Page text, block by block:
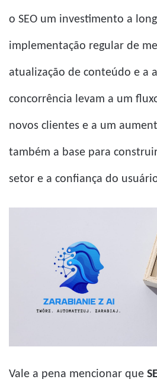
o SEO um investimento a
implementação regular de
atualização de conteúdo e a
concorrência levam a um
novos clientes e a um
também a base para
setor e a confiança do
Vale a pena mencionar que